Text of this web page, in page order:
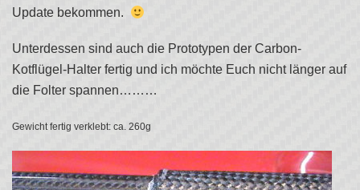
Update bekommen.
Unterdessen sind auch die Prototypen der Carbon-
Kotflügel-Halter fertig und ich möchte Euch nicht länger auf
die Folter spannen………
Gewicht fertig verklebt: ca. 260g